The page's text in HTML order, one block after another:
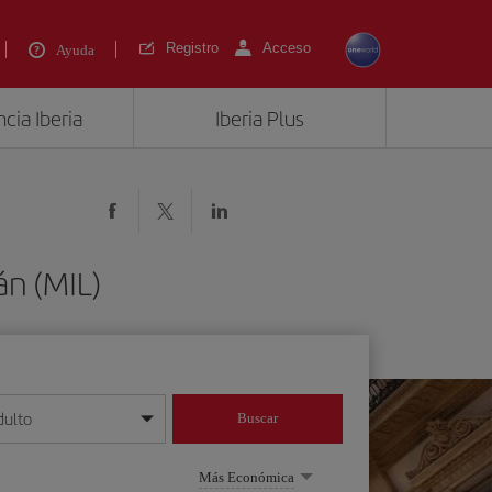
Ayuda Registro Acceso
Iberia Iberia Plus
(MIL)
mes/año
Buscar
Más Económica